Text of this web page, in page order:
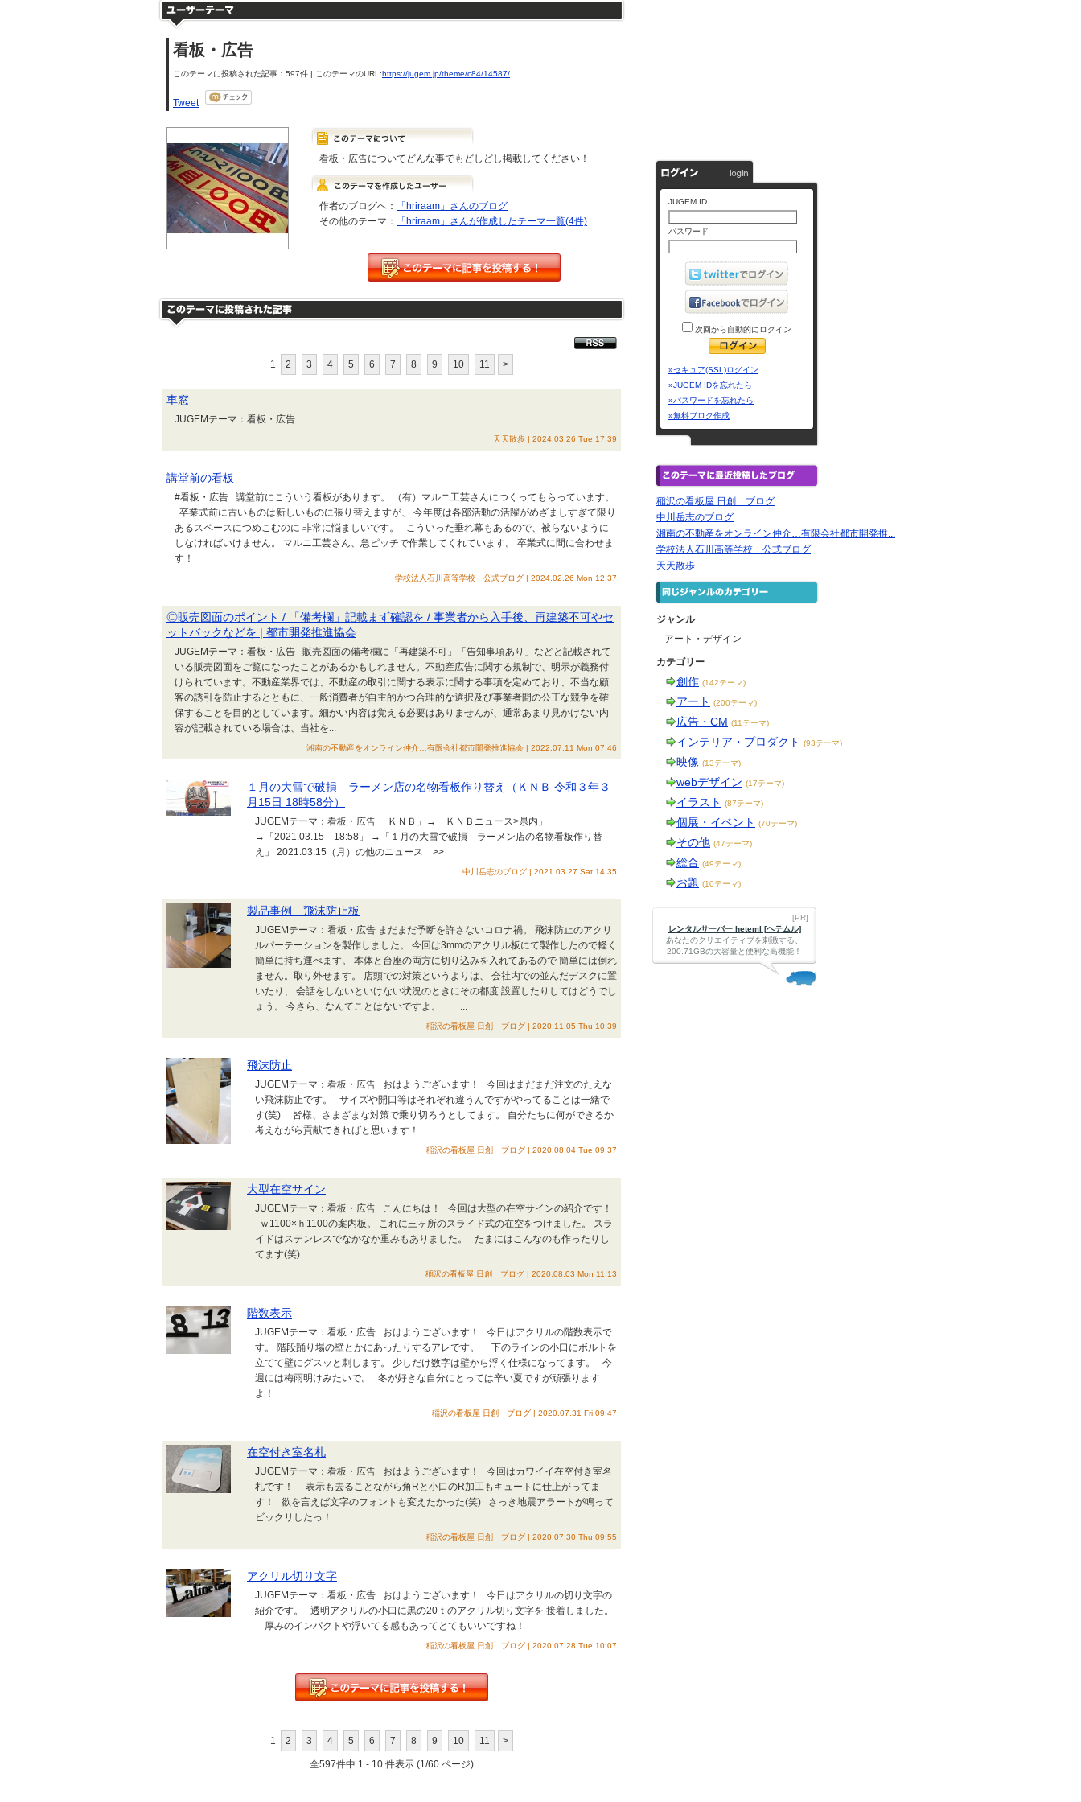
看板・広告
このテーマに投稿された記事：597件 | このテーマのURL:https://jugem.jp/theme/c84/14587/
Tweet
看板・広告についてどんな事でもどしどし掲載してください！
作者のブログへ：
「hriraam」さんのブログ
その他のテーマ：
「hriraam」さんが作成したテーマ一覧(4件)
1 2 3 4 5 6 7 8 9 10 11 >
車窓
JUGEMテーマ：看板・広告
天天散歩 | 2024.03.26 Tue 17:39
講堂前の看板
#看板・広告 講堂前にこういう看板があります。 （有）マルニ工芸さんにつくってもらっています。
卒業式前に古いものは新しいものに張り替えますが、 今年度は各部活動の活躍がめざましすぎて限り
あるスペースにつめこむのに 非常に悩ましいです。 こういった垂れ幕もあるので、被らないように
しなければいけません。 マルニ工芸さん、急ピッチで作業してくれています。 卒業式に間に合わせま
す！
学校法人石川高等学校 公式ブログ | 2024.02.26 Mon 12:37
◎販売図面のポイント / 「備考欄」記載まず確認を / 事業者から入手後、再建築不可やセ
ットバックなどを | 都市開発推進協会
JUGEMテーマ：看板・広告 販売図面の備考欄に「再建築不可」「告知事項あり」などと記載されて
いる販売図面をご覧になったことがあるかもしれません。不動産広告に関する規制で、明示が義務付
けられています。不動産業界では、不動産の取引に関する表示に関する事項を定めており、不当な顧
客の誘引を防止するとともに、一般消費者が自主的かつ合理的な選択及び事業者間の公正な競争を確
保することを目的としています。細かい内容は覚える必要はありませんが、通常あまり見かけない内
容が記載されている場合は、当社を...
湘南の不動産をオンライン仲介…有限会社都市開発推進協会 | 2022.07.11 Mon 07:46
１月の大雪で破損 ラーメン店の名物看板作り替え（ＫＮＢ 令和３年３
月15日 18時58分）
JUGEMテーマ：看板・広告 「ＫＮＢ」→「ＫＮＢニュース>県内」
→「2021.03.15 18:58」 →「１月の大雪で破損 ラーメン店の名物看板作り替
え」 2021.03.15（月）の他のニュース >>
中川岳志のブログ | 2021.03.27 Sat 14:35
製品事例 飛沫防止板
JUGEMテーマ：看板・広告 まだまだ予断を許さないコロナ禍。 飛沫防止のアクリ
ルパーテーションを製作しました。 今回は3mmのアクリル板にて製作したので軽く
簡単に持ち運べます。 本体と台座の両方に切り込みを入れてあるので 簡単には倒れ
ません。取り外せます。 店頭での対策というよりは、 会社内での並んだデスクに置
いたり、 会話をしないといけない状況のときにその都度 設置したりしてはどうでし
ょう。 今さら、なんてことはないですよ。 ...
稲沢の看板屋 日創 ブログ | 2020.11.05 Thu 10:39
飛沫防止
JUGEMテーマ：看板・広告 おはようございます！ 今回はまだまだ注文のたえな
い飛沫防止です。 サイズや開口等はそれぞれ違うんですがやってることは一緒で
す(笑) 皆様、さまざまな対策で乗り切ろうとしてます。 自分たちに何ができるか
考えながら貢献できればと思います！
稲沢の看板屋 日創 ブログ | 2020.08.04 Tue 09:37
大型在空サイン
JUGEMテーマ：看板・広告 こんにちは！ 今回は大型の在空サインの紹介です！
ｗ1100×ｈ1100の案内板。 これに三ヶ所のスライド式の在空をつけました。 スラ
イドはステンレスでなかなか重みもありました。 たまにはこんなのも作ったりし
てます(笑)
稲沢の看板屋 日創 ブログ | 2020.08.03 Mon 11:13
階数表示
JUGEMテーマ：看板・広告 おはようございます！ 今日はアクリルの階数表示で
す。 階段踊り場の壁とかにあったりするアレです。 下のラインの小口にボルトを
立てて壁にグスッと刺します。 少しだけ数字は壁から浮く仕様になってます。 今
週には梅雨明けみたいで。 冬が好きな自分にとっては辛い夏ですが頑張ります
よ！
稲沢の看板屋 日創 ブログ | 2020.07.31 Fri 09:47
在空付き室名札
JUGEMテーマ：看板・広告 おはようございます！ 今回はカワイイ在空付き室名
札です！ 表示も去ることながら角Rと小口のR加工もキュートに仕上がってま
す！ 欲を言えば文字のフォントも変えたかった(笑) さっき地震アラートが鳴って
ビックリしたっ！
稲沢の看板屋 日創 ブログ | 2020.07.30 Thu 09:55
アクリル切り文字
JUGEMテーマ：看板・広告 おはようございます！ 今日はアクリルの切り文字の
紹介です。 透明アクリルの小口に黒の20ｔのアクリル切り文字を 接着しました。
厚みのインパクトや浮いてる感もあってとてもいいですね！
稲沢の看板屋 日創 ブログ | 2020.07.28 Tue 10:07
1 2 3 4 5 6 7 8 9 10 11 >
全597件中 1 - 10 件表示 (1/60 ページ)
JUGEM ID
パスワード
次回から自動的にログイン
»セキュア(SSL)ログイン
»JUGEM IDを忘れたら
»パスワードを忘れたら
»無料ブログ作成
稲沢の看板屋 日創 ブログ
中川岳志のブログ
湘南の不動産をオンライン仲介…有限会社都市開発推...
学校法人石川高等学校 公式ブログ
天天散歩
ジャンル
アート・デザイン
カテゴリー
創作 (142テーマ)
アート (200テーマ)
広告・CM (11テーマ)
インテリア・プロダクト (93テーマ)
映像 (13テーマ)
webデザイン (17テーマ)
イラスト (87テーマ)
個展・イベント (70テーマ)
その他 (47テーマ)
総合 (49テーマ)
お題 (10テーマ)
[PR]
レンタルサーバー heteml [ヘテムル]
あなたのクリエイティブを刺激する、
200.71GBの大容量と便利な高機能！